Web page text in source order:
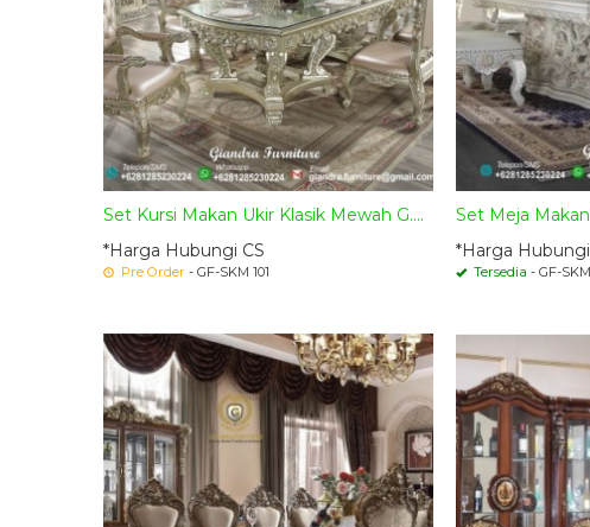
Set Kursi Makan Ukir Klasik Mewah G....
*Harga Hubungi CS
Pre Order - GF-SKM 101
Set Meja
*Harga Hubungi
Tersedia - GF-